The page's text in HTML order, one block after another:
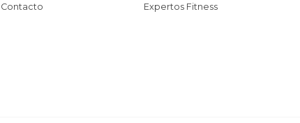
Contacto
Expertos Fitness